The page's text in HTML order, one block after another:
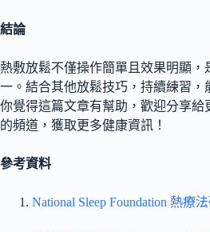
結論
熱敷放鬆不僅操作簡單且效果明顯，
一。結合其他放鬆技巧，持續練習
你覺得這篇文章有幫助，歡迎分享給
的頻道，獲取更多健康資訊！
參考資料
National Sleep Foundation 熱療